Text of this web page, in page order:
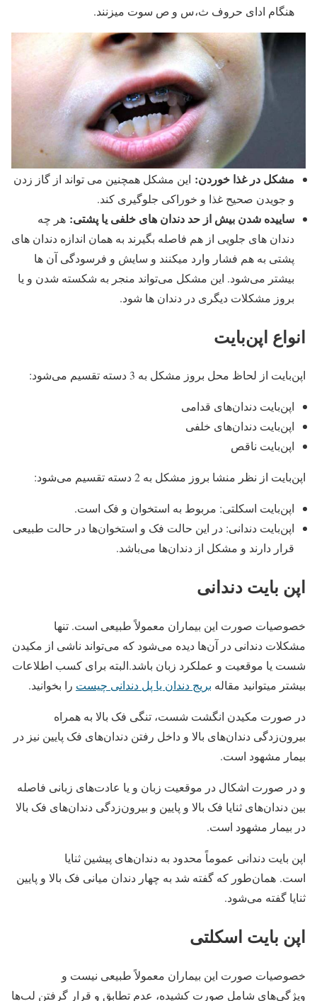
هنگام ادای حروف ث،س و ص سوت میزنند.
مشکل در غذا خوردن: این مشکل همچنین می تواند از گاز زدن
و جویدن صحیح غذا و خوراکی جلوگیری کند.
ساییده شدن بیش از حد دندان های خلفی یا پشتی: هر چه
دندان های جلویی از هم فاصله بگیرند به همان اندازه دندان های
پشتی به هم فشار وارد میکنند و سایش و فرسودگی آن ها
بیشتر می‌شود. این مشکل می‌تواند منجر به شکسته شدن و یا
بروز مشکلات دیگری در دندان ها شود.
انواع اپن‌بایت
اپن‌بایت از لحاظ محل بروز مشکل به 3 دسته تقسیم می‌شود:
اپن‌بایت دندان‌های قدامی
اپن‌بایت دندان‌های خلفی
اپن‌بایت ناقص
اپن‌بایت از نظر منشا بروز مشکل به 2 دسته تقسیم می‌شود:
اپن‌بایت اسکلتی: مربوط به استخوان و فک است.
اپن‌بایت دندانی: در این حالت فک و استخوان‌ها در حالت طبیعی
قرار دارند و مشکل از دندان‌ها می‌باشد.
اپن بایت دندانی
خصوصیات صورت این بیماران معمولاً طبیعی است. تنها
مشکلات دندانی در آن‌ها دیده می‌شود که می‌تواند ناشی از مکیدن
شست یا موقعیت و عملکرد زبان باشد.البته برای کسب اطلاعات
بیشتر میتوانید مقاله بریج دندان یا پل دندانی چیست را بخوانید.
در صورت مکیدن انگشت شست، تنگی فک بالا به همراه
بیرون‌زدگی دندان‌های بالا و داخل رفتن دندان‌های فک پایین نیز در
بیمار مشهود است.
و در صورت اشکال در موقعیت زبان و یا عادت‌های زبانی فاصله
بین دندان‌های ثنایا فک بالا و پایین و بیرون‌زدگی دندان‌های فک بالا
در بیمار مشهود است.
اپن بایت دندانی عموماً محدود به دندان‌های پیشین ثنایا
است. همان‌طور که گفته شد به چهار دندان میانی فک بالا و پایین
ثنایا گفته می‌شود.
اپن بایت اسکلتی
خصوصیات صورت این بیماران معمولاً طبیعی نیست و
ویژگی‌های شامل صورت کشیده، عدم تطابق و قرار گرفتن لب‌ها